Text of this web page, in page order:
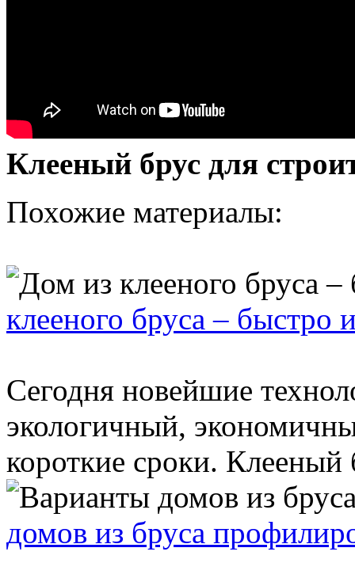
Клееный брус для
Похожие материалы:
клееного бруса – быстро
Сегодня новейшие
экологичный,
короткие сроки. Клееный
домов из бруса